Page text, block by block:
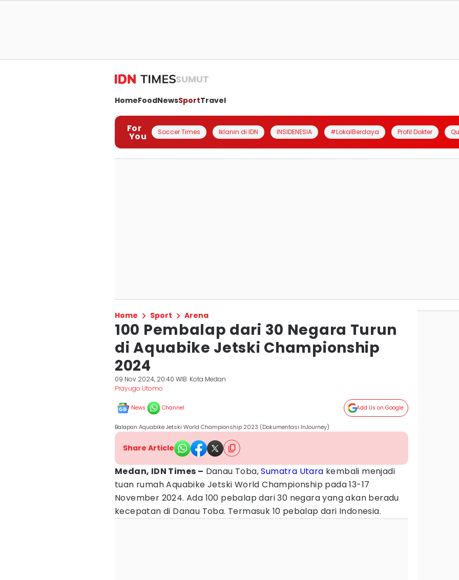
SUMUT
HomeFoodNewsSportTravel
For
You Soccer Times Iklanin di IDN INSIDENESIA #LokalBerdaya Profil Dokter
Home Sport Arena
100 Pembalap dari 30 Negara Turun
di Aquabike Jetski Championship
2024
09 Nov 2024, 20:40 WIB Kota Medan
Prayugo Utomo
News Channel Add Us on Google
Balapan Aquabike Jetski World Championship 2023 (Dokumentasi InJourney)
Share Article
Medan, IDN Times – Danau Toba,Sumatra Utara kembali menjadi
tuan rumah Aquabike Jetski World Championship pada 13-17
November 2024. Ada 100 pebalap dari 30 negara yang akan beradu
kecepatan di Danau Toba. Termasuk 10 pebalap dari Indonesia.